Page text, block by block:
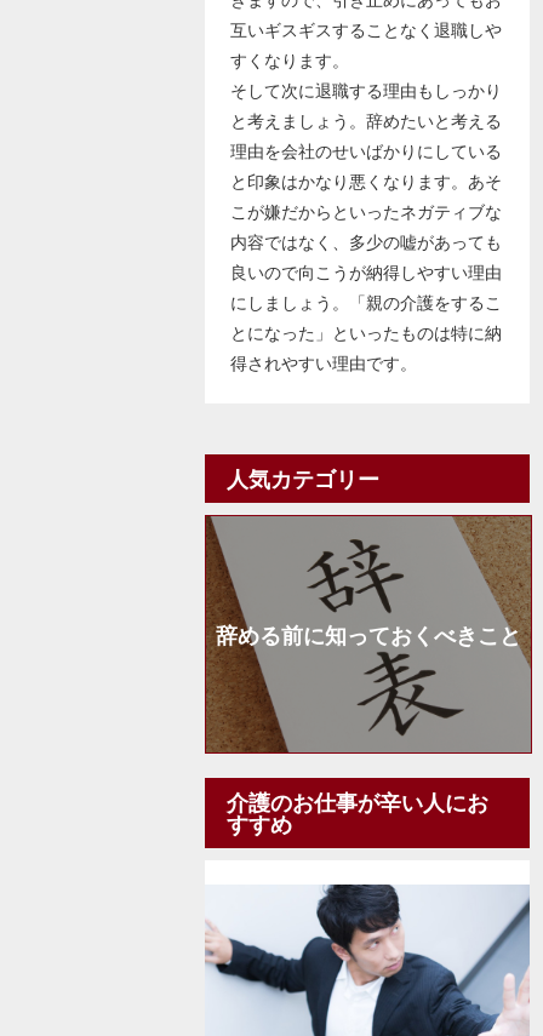
互いギスギスすることなく退職しや
すくなります。
そして次に退職する理由もしっかり
と考えましょう。辞めたいと考える
理由を会社のせいばかりにしている
と印象はかなり悪くなります。あそ
こが嫌だからといったネガティブな
内容ではなく、多少の嘘があっても
良いので向こうが納得しやすい理由
にしましょう。「親の介護をするこ
とになった」といったものは特に納
得されやすい理由です。
人気カテゴリー
辞める前に知っておくべきこと
介護のお仕事が辛い人にお
すすめ